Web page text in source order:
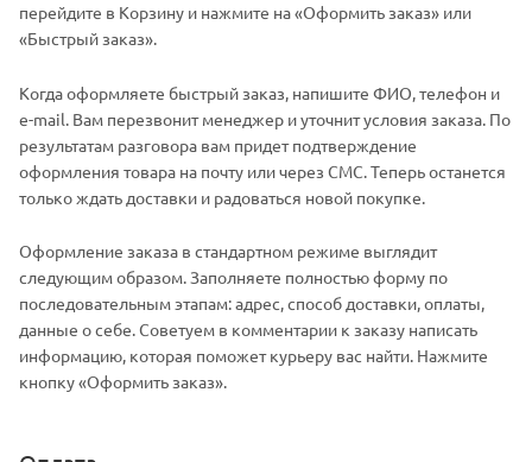
перейдите в Корзину и нажмите на «Оформить заказ» или
«Быстрый заказ».
Когда оформляете быстрый заказ, напишите ФИО, телефон и
e-mail. Вам перезвонит менеджер и уточнит условия заказа. По
результатам разговора вам придет подтверждение
оформления товара на почту или через СМС. Теперь останется
только ждать доставки и радоваться новой покупке.
Оформление заказа в стандартном режиме выглядит
следующим образом. Заполняете полностью форму по
последовательным этапам: адрес, способ доставки, оплаты,
данные о себе. Советуем в комментарии к заказу написать
информацию, которая поможет курьеру вас найти. Нажмите
кнопку «Оформить заказ».